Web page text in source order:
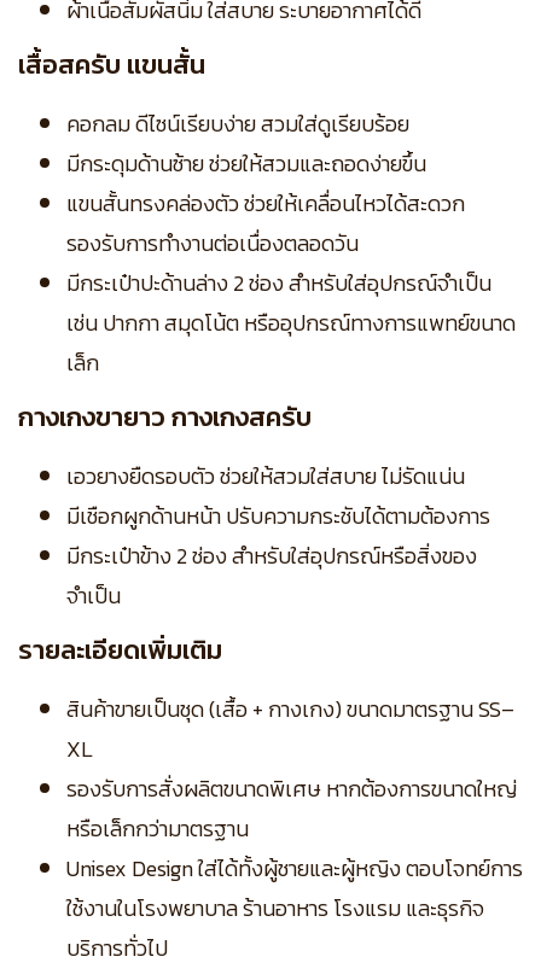
ผ้าเนื้อสัมผัสนิ่ม ใส่สบาย ระบายอากาศได้ดี
เสื้อสครับ แขนสั้น
คอกลม ดีไซน์เรียบง่าย สวมใส่ดูเรียบร้อย
มีกระดุมด้านซ้าย ช่วยให้สวมและถอดง่ายขึ้น
แขนสั้นทรงคล่องตัว ช่วยให้เคลื่อนไหวได้สะดวก
รองรับการทำงานต่อเนื่องตลอดวัน
มีกระเป๋าปะด้านล่าง 2 ช่อง สำหรับใส่อุปกรณ์จำเป็น
เช่น ปากกา สมุดโน้ต หรืออุปกรณ์ทางการแพทย์ขนาด
เล็ก
กางเกงขายาว กางเกงสครับ
เอวยางยืดรอบตัว ช่วยให้สวมใส่สบาย ไม่รัดแน่น
มีเชือกผูกด้านหน้า ปรับความกระชับได้ตามต้องการ
มีกระเป๋าข้าง 2 ช่อง สำหรับใส่อุปกรณ์หรือสิ่งของ
จำเป็น
รายละเอียดเพิ่มเติม
สินค้าขายเป็นชุด (เสื้อ + กางเกง) ขนาดมาตรฐาน SS–
XL
รองรับการสั่งผลิตขนาดพิเศษ หากต้องการขนาดใหญ่
หรือเล็กกว่ามาตรฐาน
Unisex Design ใส่ได้ทั้งผู้ชายและผู้หญิง ตอบโจทย์การ
ใช้งานในโรงพยาบาล ร้านอาหาร โรงแรม และธุรกิจ
บริการทั่วไป